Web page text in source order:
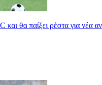
θα παίξει ρέστα για νέα